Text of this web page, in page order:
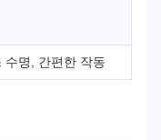
수명, 간편한 작동